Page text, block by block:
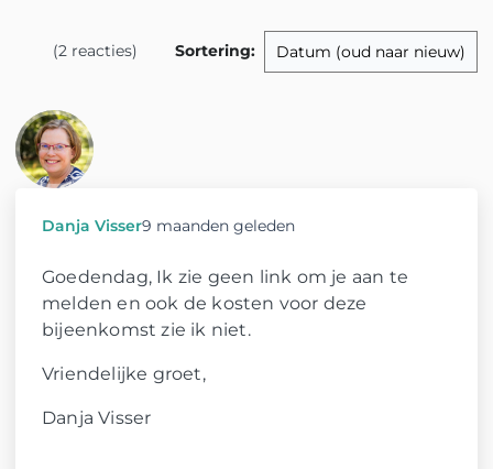
(2 reacties) Sortering:
Danja Visser9 maanden geleden
Goedendag, Ik zie geen link om je aan te
melden en ook de kosten voor deze
bijeenkomst zie ik niet.
Vriendelijke groet,
Danja Visser